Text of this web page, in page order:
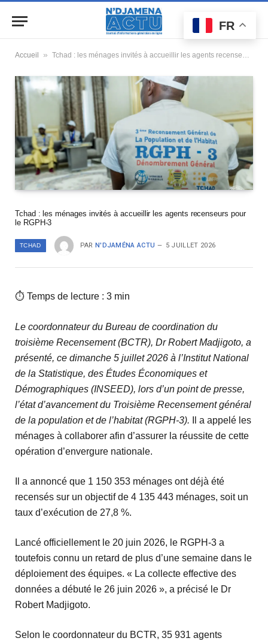
Accueil » Tchad : les ménages invités à accueillir les agents recenseurs pour le RGPH-3
Tchad : les ménages invités à accueillir les agents recenseurs pour
le RGPH-3
TCHAD PAR N'DJAMÉNA ACTU 5 JUILLET 2026
⏱ Temps de lecture : 3 min
Le coordonnateur du Bureau de coordination du
troisième Recensement (BCTR), Dr Robert Madjigoto, a
présenté, ce dimanche 5 juillet 2026 à l’Institut National
de la Statistique, des Études Économiques et
Démographiques (INSEED), lors d’un point de presse,
l’état d’avancement du Troisième Recensement général
de la population et de l’habitat (RGPH-3). Il a appelé les
ménages à collaborer afin d’assurer la réussite de cette
opération d’envergure nationale.
Il a annoncé que 1 150 353 ménages ont déjà été
recensés sur un objectif de 4 135 443 ménages, soit un
taux d’exécution de 27,8 %.
Lancé officiellement le 20 juin 2026, le RGPH-3 a
toutefois connu un retard de plus d’une semaine dans le
déploiement des équipes. « La collecte effective des
données a débuté le 26 juin 2026 », a précisé le Dr
Robert Madjigoto.
Selon le coordonnateur du BCTR, 35 931 agents
FR